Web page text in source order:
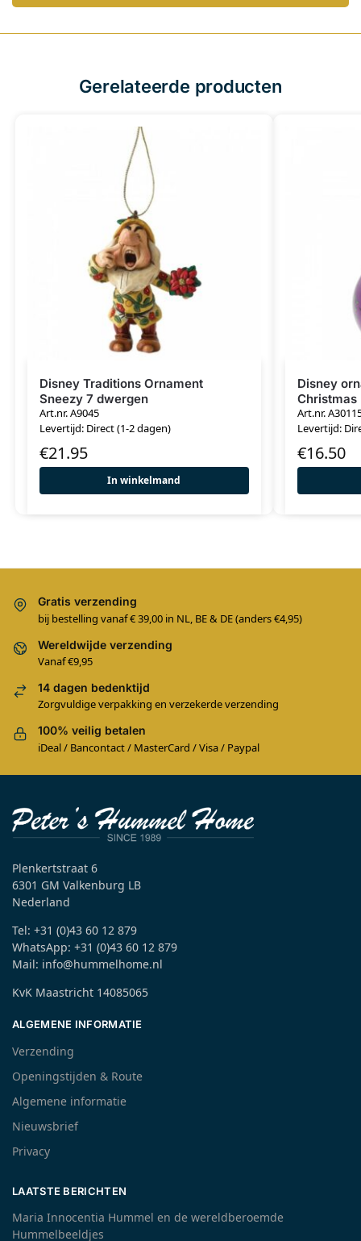
Gerelateerde producten
Disney Traditions Ornament
Sneezy 7 dwergen
Art.nr. A9045
Levertijd: Direct (1-2 dagen)
€21.95
In winkelmand
Disney
Art.nr.
Levertijd:
€16.50
Gratis verzending
bij bestelling vanaf € 39,00 in NL, BE & DE (anders €4,95)
Wereldwijde verzending
Vanaf €9,95
14 dagen bedenktijd
Zorgvuldige verpakking en verzekerde verzending
100% veilig betalen
iDeal / Bancontact / MasterCard / Visa / Paypal
Plenkertstraat 6
6301 GM Valkenburg LB
Nederland
Tel: +31 (0)43 60 12 879
WhatsApp: +31 (0)43 60 12 879
Mail: info@hummelhome.nl
KvK Maastricht 14085065
ALGEMENE INFORMATIE
Verzending
Openingstijden & Route
Algemene informatie
Nieuwsbrief
Privacy
LAATSTE BERICHTEN
Maria Innocentia Hummel en de wereldberoemde
Hummelbeeldjes